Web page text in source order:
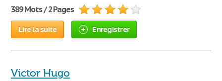
389 Mots / 2 Pages
Lire la suite Enregistrer
Victor Hugo